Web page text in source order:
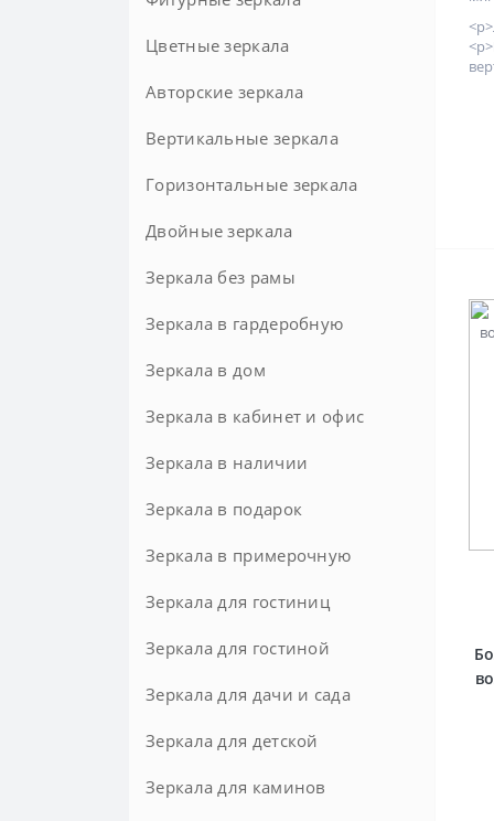
На стену
Широкие
Золотые
Классические
На колесиках
Напольные в металлической
раме
Современные
Черные
С патиной
Восьмиугольные
Многоугольные
Цветные зеркала
Авторские зеркала
Вертикальные зеркала
Горизонтальные зеркала
Двойные зеркала
Зеркала без рамы
Зеркала в гардеробную
Зеркала в дом
Зеркала в кабинет и офис
Зеркала в наличии
Зеркала в подарок
Зеркала в примерочную
Зеркала для гостиниц
Зеркала для гостиной
Зеркала для дачи и сада
Зеркала для детской
Зеркала для каминов